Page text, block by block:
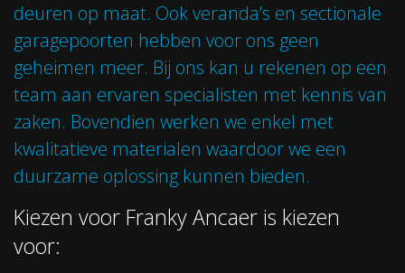
deuren op maat. Ook veranda’s en sectionale
garagepoorten hebben voor ons geen
geheimen meer. Bij ons kan u rekenen op een
team aan ervaren specialisten met kennis van
zaken. Bovendien werken we enkel met
kwalitatieve materialen waardoor we een
duurzame oplossing kunnen bieden.
Kiezen voor Franky Ancaer is kiezen
voor: